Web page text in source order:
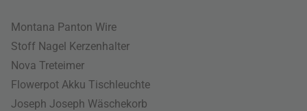
Montana Panton Wire
Stoff Nagel Kerzenhalter
Nova Treteimer
Flowerpot Akku Tischleuchte
Joseph Joseph Wäschekorb